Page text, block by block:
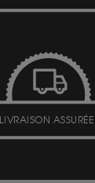
LIVRAISON ASSURÉE